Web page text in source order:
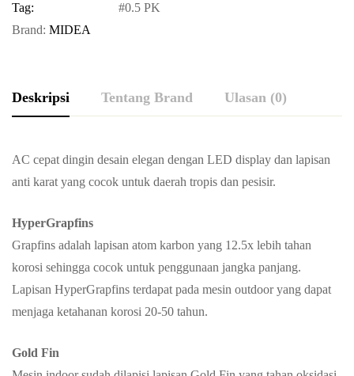
Tag:
0.5 PK
Brand: MIDEA
Deskripsi Tentang Brand Ulasan (0)
AC cepat dingin desain elegan dengan LED display dan lapisan
anti karat yang cocok untuk daerah tropis dan pesisir.
HyperGrapfins
Grapfins adalah lapisan atom karbon yang 12.5x lebih tahan
korosi sehingga cocok untuk penggunaan jangka panjang.
Lapisan HyperGrapfins terdapat pada mesin outdoor yang dapat
menjaga ketahanan korosi 20-50 tahun.
Gold Fin